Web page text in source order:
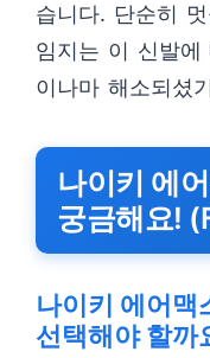
습니다. 단순히
임지는 이 신발에
이나마 해소되셨
나이키 에
궁금해요!
나이키 에어맥
선택해야 할까